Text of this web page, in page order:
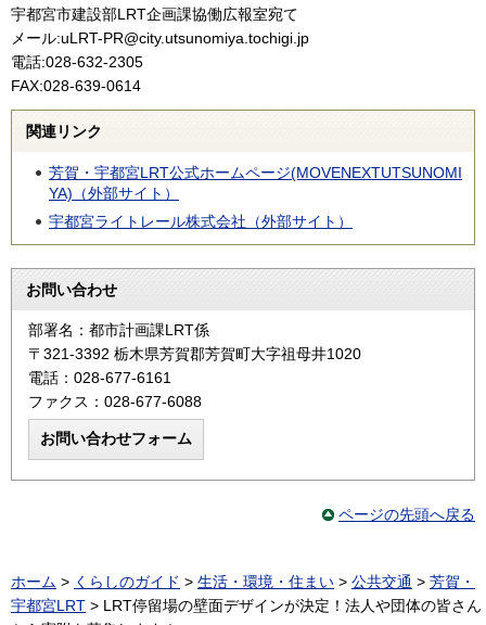
宇都宮市建設部LRT企画課協働広報室宛て
メール:uLRT-PR@city.utsunomiya.tochigi.jp
電話:028-632-2305
FAX:028-639-0614
関連リンク
芳賀・宇都宮LRT公式ホームページ(MOVENEXTUTSUNOMI
YA)（外部サイト）
宇都宮ライトレール株式会社（外部サイト）
お問い合わせ
部署名：都市計画課LRT係
〒321-3392 栃木県芳賀郡芳賀町大字祖母井1020
電話：028-677-6161
ファクス：028-677-6088
ページの先頭へ戻る
ホーム > くらしのガイド > 生活・環境・住まい > 公共交通 > 芳賀・
宇都宮LRT > LRT停留場の壁面デザインが決定！法人や団体の皆さん